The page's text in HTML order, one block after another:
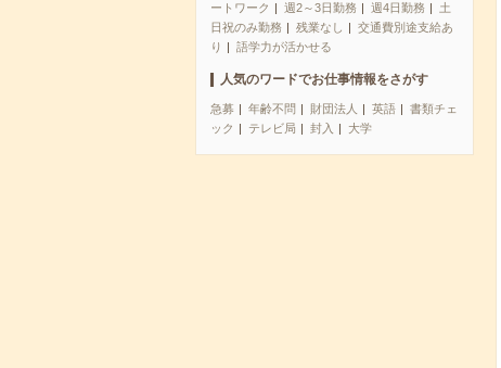
ートワーク
週2～3日勤務 週4日勤務
土
日祝のみ勤務
残業なし
交通費別途支給あ
り
語学力が活かせる
人気のワードでお仕事情報をさがす
急募 年齢不問 財団法人 英語
書類チェ
ック
テレビ局 封入 大学